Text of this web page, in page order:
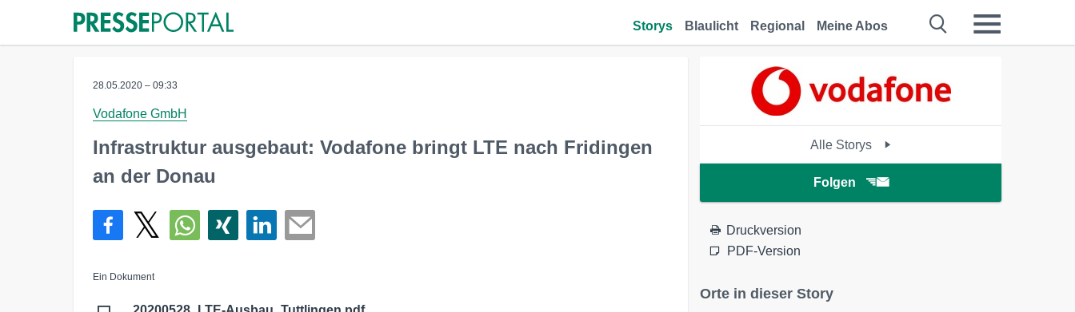
Storys Blaulicht Regional Meine Abos
28.05.2020 – 09:33
Vodafone GmbH
Infrastruktur ausgebaut: Vodafone bringt LTE nach Fridingen
an der Donau
Ein Dokument
Alle Storys
Folgen
Druckversion
PDF-Version
Orte in dieser Story